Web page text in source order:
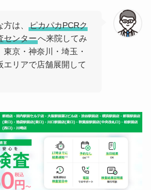
は、
ピカパカPCRク
センターへ来院してみ
東京・神奈川・埼玉・
エリアで店舗展開して